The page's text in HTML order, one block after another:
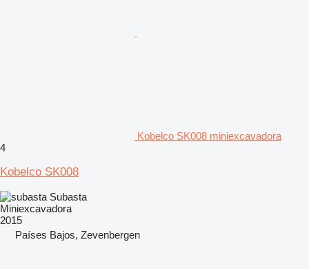
Kobelco SK008 miniexcavadora
4
Kobelco SK008
Subasta
Miniexcavadora
2015
Países Bajos, Zevenbergen